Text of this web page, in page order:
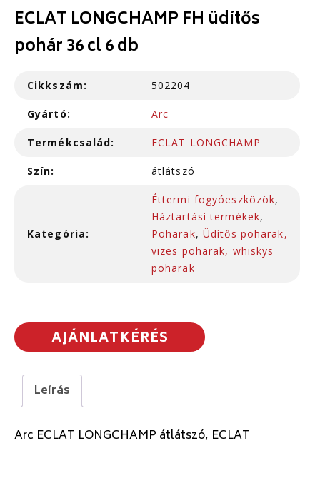
ECLAT LONGCHAMP FH üdítős
pohár 36 cl 6 db
Cikkszám: 502204
Gyártó: Arc
Termékcsalád: ECLAT LONGCHAMP
Szín: átlátszó
Kategória:
Éttermi fogyóeszközök,
Háztartási termékek,
Poharak, Üdítős poharak,
vizes poharak, whiskys
poharak
AJÁNLATKÉRÉS
Leírás
Arc ECLAT LONGCHAMP átlátszó, ECLAT